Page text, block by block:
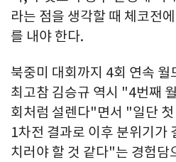
라는 점을 생각할 때 체코전
를 내야 한다.
북중미 대회까지 4회 연속 월
최고참 김승규 역시 "4번째
회처럼 설렌다"면서 "일단
1차전 결과로 이후 분위기가
치러야 할 것 같다"는 경험담